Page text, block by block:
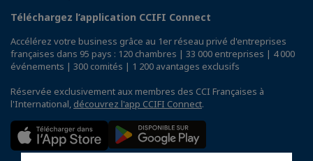
Téléchargez l’application CCIFI Connect
Accélérez votre business grâce au 1er réseau privé d'entreprises
françaises dans 95 pays : 120 chambres | 33 000 entreprises | 4 000
événements | 300 comités | 1 200 avantages exclusifs
Réservée exclusivement aux membres des CCI Françaises à
l'International, découvrez l'app CCIFI Connect.